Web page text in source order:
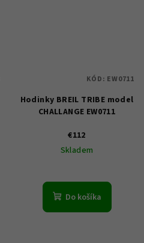
Hodinky BREIL TRIBE model
CHALLANGE EW0711
€112
Skladem
Do košíka
KÓD: EW0711